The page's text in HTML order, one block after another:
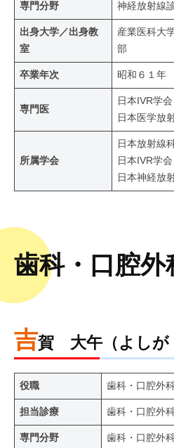
専門分野 神経放射線
出身大学／出身教
室
産業医科大
部
卒業年次 昭和６１年
専門医
日本IVR学
日本医学放
所属学会
日本放射線
日本IVR学会
日本神経放
歯科・口腔外
吉賀 大午（よしが
役職 歯科・口腔外
担当診療 歯科・口腔外
専門分野 歯科・口腔外